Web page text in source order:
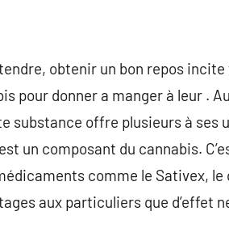
obtenir un bon repos
pour donner a manger à leur .
substance offre plusieurs à ses
un composant du cannabis.
comme le Sativex, le
aux particuliers que d’effet